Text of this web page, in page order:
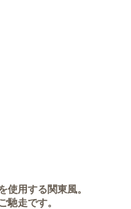
用する関東風。
馳走です。